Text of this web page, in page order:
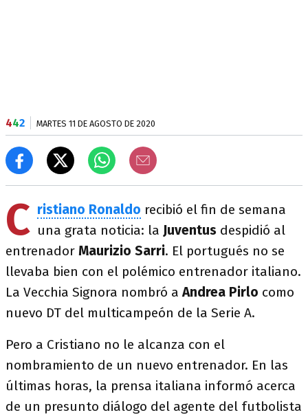
442 MARTES 11 DE AGOSTO DE 2020
C ristiano Ronaldo recibió el fin de semana
una grata noticia: la Juventus despidió al
entrenador Maurizio Sarri. El portugués no se
llevaba bien con el polémico entrenador italiano.
La Vecchia Signora nombró aAndrea Pirlo como
nuevo DT del multicampeón de la Serie A.
Pero a Cristiano no le alcanza con el
nombramiento de un nuevo entrenador. En las
últimas horas, la prensa italiana informó acerca
de un presunto diálogo del agente del futbolista